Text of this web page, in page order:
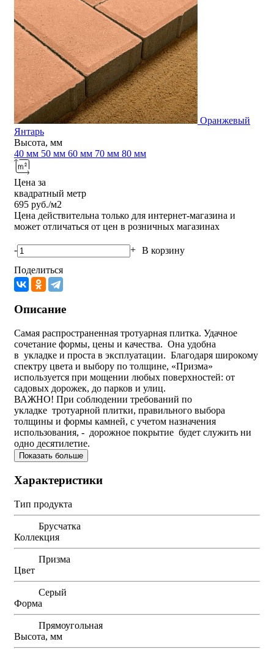
Оранжевый
Янтарь
Высота, мм
40 мм 50 мм 60 мм 70 мм 80 мм
Цена за
квадратный метр
695 руб./м2
Цена действительна только для интернет-магазина и
может отличаться от цен в розничных магазинах
- + В корзину
Поделиться
Описание
Самая распространенная тротуарная плитка. Удачное
сочетание формы, цены и качества. Она удобна
в укладке и проста в эксплуатации. Благодаря широкому
спектру цвета и выбору по толщине, «Призма»
используется при мощении любых поверхностей: от
садовых дорожек, до парков и улиц.
ВАЖНО! При соблюдении требований по
укладке тротуарной плитки, правильного выбора
толщины и формы камней, с учетом назначения
использования, - дорожное покрытие будет служить ни
одно десятилетие.
Показать больше
Характеристики
Тип продукта
Брусчатка
Коллекция
Призма
Цвет
Серый
Форма
Прямоугольная
Высота, мм